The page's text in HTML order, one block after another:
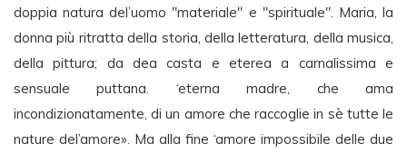
doppia natura del’uomo "materiale" e "spirituale". Maria, la
donna più ritratta della storia, della letteratura, della musica,
della pittura; da dea casta e eterea a carnalissima e
sensuale puttana. ‘eterna madre, che ama
incondizionatamente, di un amore che raccoglie in sè tutte le
nature del’amore». Ma alla fine ‘amore impossibile delle due